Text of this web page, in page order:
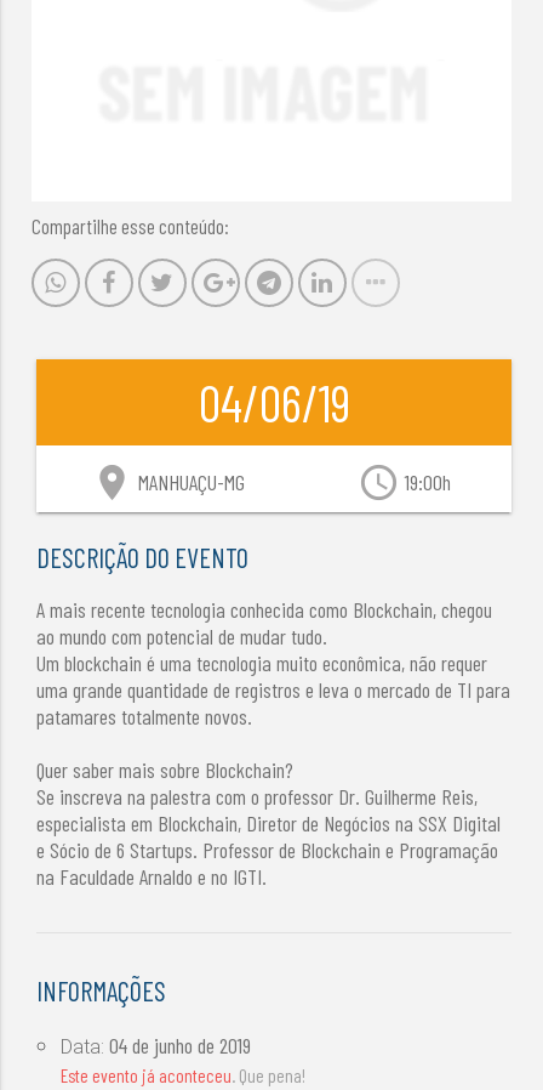
Compartilhe esse conteúdo:
04/06/19
access_time 19:00h
location_on MANHUAÇU-MG
DESCRIÇÃO DO EVENTO
A mais recente tecnologia conhecida como Blockchain, chegou
ao mundo com potencial de mudar tudo.
Um blockchain é uma tecnologia muito econômica, não requer
uma grande quantidade de registros e leva o mercado de TI para
patamares totalmente novos.
Quer saber mais sobre Blockchain?
Se inscreva na palestra com o professor Dr. Guilherme Reis,
especialista em Blockchain, Diretor de Negócios na SSX Digital
e Sócio de 6 Startups. Professor de Blockchain e Programação
na Faculdade Arnaldo e no IGTI.
INFORMAÇÕES
Data:04 de junho de 2019
Este evento já aconteceu. Que pena!